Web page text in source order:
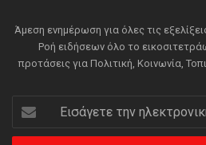
Άμεση ενημέρωση για όλες τις
Ροή ειδήσεων όλο το
προτάσεις για Πολιτική, Κοινωνία,
Εισάγετε
την
ηλεκτρονική